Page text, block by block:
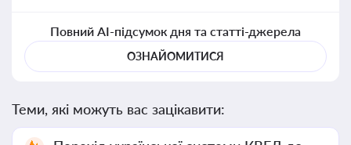
Повний AI-підсумок дня та статті-джерела
ОЗНАЙОМИТИСЯ
Теми, які можуть вас зацікавити: